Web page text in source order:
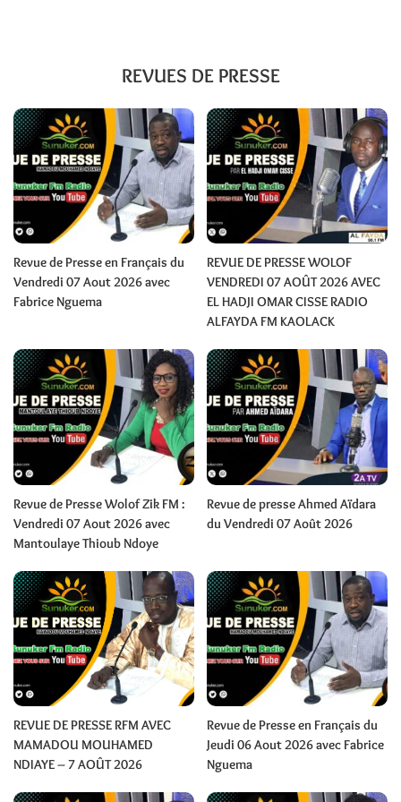
REVUES DE PRESSE
Revue de Presse en Français du
Vendredi 07 Aout 2026 avec
Fabrice Nguema
REVUE DE PRESSE WOLOF
VENDREDI 07 AOÛT 2026 AVEC
EL HADJI OMAR CISSE RADIO
ALFAYDA FM KAOLACK
Revue de Presse Wolof Zik FM :
Vendredi 07 Aout 2026 avec
Mantoulaye Thioub Ndoye
Revue de presse Ahmed Aïdara
du Vendredi 07 Août 2026
REVUE DE PRESSE RFM AVEC
MAMADOU MOUHAMED
NDIAYE – 7 AOÛT 2026
Revue de Presse en Français du
Jeudi 06 Aout 2026 avec Fabrice
Nguema